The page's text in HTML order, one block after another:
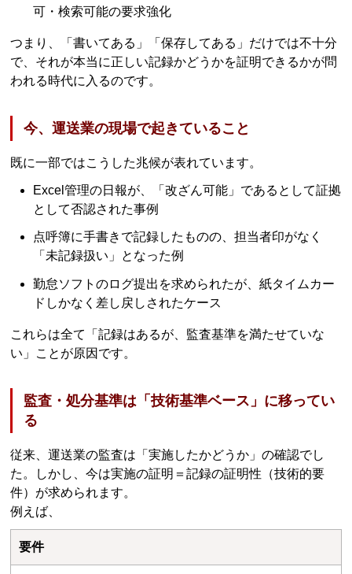
可・検索可能の要求強化
つまり、「書いてある」「保存してある」だけでは不十分
で、それが本当に正しい記録かどうかを証明できるかが問
われる時代に入るのです。
今、運送業の現場で起きていること
既に一部ではこうした兆候が表れています。
Excel管理の日報が、「改ざん可能」であるとして証拠
として否認された事例
点呼簿に手書きで記録したものの、担当者印がなく
「未記録扱い」となった例
勤怠ソフトのログ提出を求められたが、紙タイムカー
ドしかなく差し戻しされたケース
これらは全て「記録はあるが、監査基準を満たせていな
い」ことが原因です。
監査・処分基準は「技術基準ベース」に移ってい
る
従来、運送業の監査は「実施したかどうか」の確認でし
た。しかし、今は実施の証明＝記録の証明性（技術的要
件）が求められます。
例えば、
要件